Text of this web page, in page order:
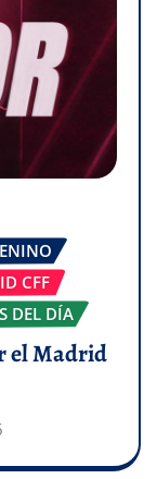
CFF
DEL DÍA
el Madrid